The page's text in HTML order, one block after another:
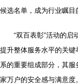
候选名单，成为行业瞩目
“双百表彰”活动的启
提升整体服务水平的关
系的重要组成部分，其
家万户的安全感与满意